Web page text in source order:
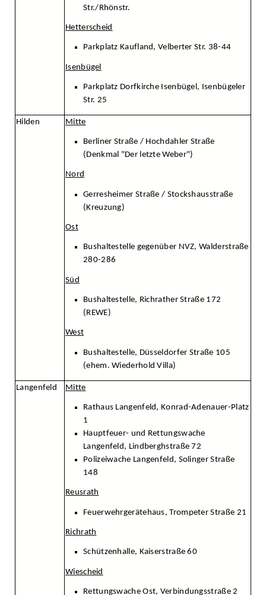
Str./Rhönstr.
Hetterscheid
Parkplatz Kaufland, Velberter Str. 38-44
Isenbügel
Parkplatz Dorfkirche Isenbügel, Isenbügeler
Str. 25
Hilden Mitte
Berliner Straße / Hochdahler Straße
(Denkmal "Der letzte Weber")
Nord
Gerresheimer Straße / Stockshausstraße
(Kreuzung)
Ost
Bushaltestelle gegenüber NVZ, Walderstraße
280-286
Süd
Bushaltestelle, Richrather Straße 172
(REWE)
West
Bushaltestelle, Düsseldorfer Straße 105
(ehem. Wiederhold Villa)
Langenfeld Mitte
Rathaus Langenfeld, Konrad-Adenauer-Platz
1
Hauptfeuer- und Rettungswache
Langenfeld, Lindberghstraße 72
Polizeiwache Langenfeld, Solinger Straße
148
Reusrath
Feuerwehrgerätehaus, Trompeter Straße 21
Richrath
Schützenhalle, Kaiserstraße 60
Wiescheid
Rettungswache Ost, Verbindungsstraße 2